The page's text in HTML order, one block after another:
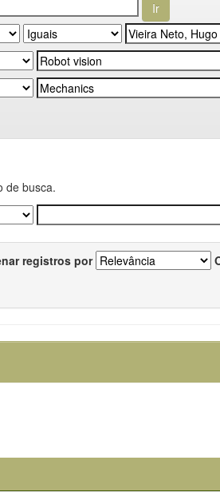
de busca.
registros por